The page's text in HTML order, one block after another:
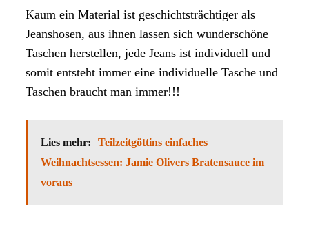
Kaum ein Material ist geschichtsträchtiger als
Jeanshosen, aus ihnen lassen sich wunderschöne
Taschen herstellen, jede Jeans ist individuell und
somit entsteht immer eine individuelle Tasche und
Taschen braucht man immer!!!
Lies mehr:
Teilzeitgöttins einfaches
Weihnachtsessen: Jamie Olivers Bratensauce im
voraus